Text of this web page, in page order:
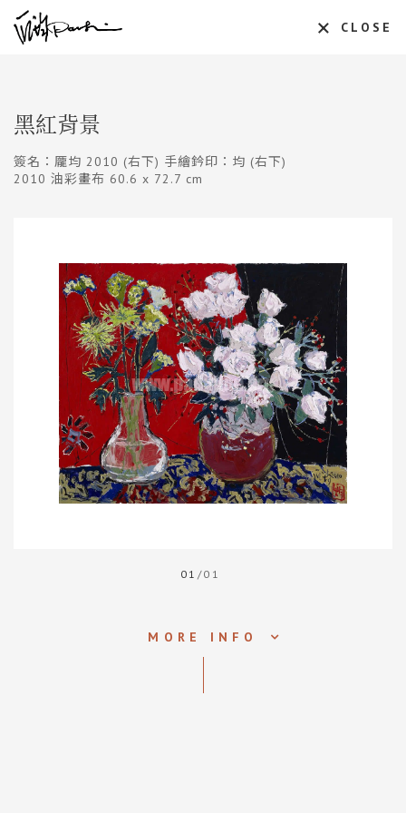
CLOSE
黑紅背景
簽名：龎均 2010 (右下) 手繪鈐印：均 (右下)
2010 油彩畫布 60.6 x 72.7 cm
01 /01
MORE INFO